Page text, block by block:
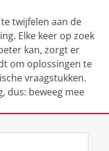
twijfelen aan de
Elke keer op zoek
kan, zorgt er
om oplossingen te
vraagstukken.
dus: beweeg mee